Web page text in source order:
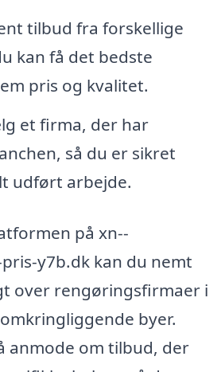
tilbud fra forskellige
kan få det bedste
pris og kvalitet.
et firma, der har
så du er sikret
udført arbejde.
på xn--
y7b.dk kan du nemt
over rengøringsfirmaer i
byer.
anmode om tilbud, der